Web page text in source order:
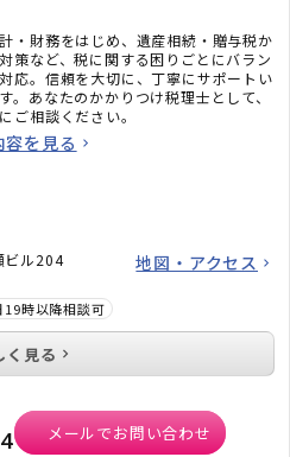
・財務をはじめ、遺産相続・贈与税か
策など、税に関する困りごとにバラン
応。信頼を大切に、丁寧にサポートい
。あなたのかかりつけ税理士として、
ご相談ください。
容を見る
ビル204 地図・アクセス
19時以降相談可
く見る
メールでお問い合わせ